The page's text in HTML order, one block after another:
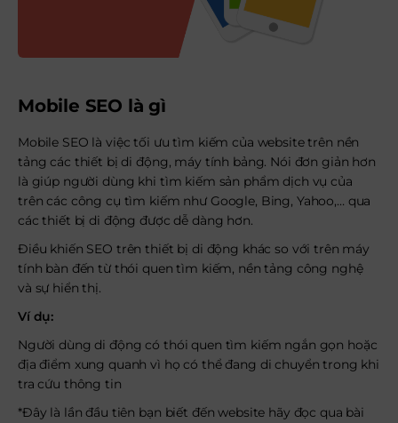
Mobile SEO là gì
Mobile SEO là việc tối ưu tìm kiếm của website trên nền
tảng các thiết bị di động, máy tính bảng. Nói đơn giản hơn
là giúp người dùng khi tìm kiếm sản phẩm dịch vụ của
trên các công cụ tìm kiếm như Google, Bing, Yahoo,… qua
các thiết bị di động được dễ dàng hơn.
Điều khiến SEO trên thiết bị di động khác so với trên máy
tính bàn đến từ thói quen tìm kiếm, nền tảng công nghệ
và sự hiển thị.
Ví dụ:
Người dùng di động có thói quen tìm kiếm ngắn gọn hoặc
địa điểm xung quanh vì họ có thể đang di chuyển trong khi
tra cứu thông tin
*Đây là lần đầu tiên bạn biết đến website hãy đọc qua bài